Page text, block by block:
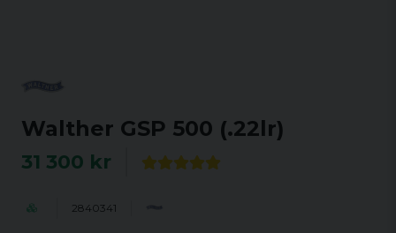
Walther GSP 500 (.22lr)
31 300 kr
2840341